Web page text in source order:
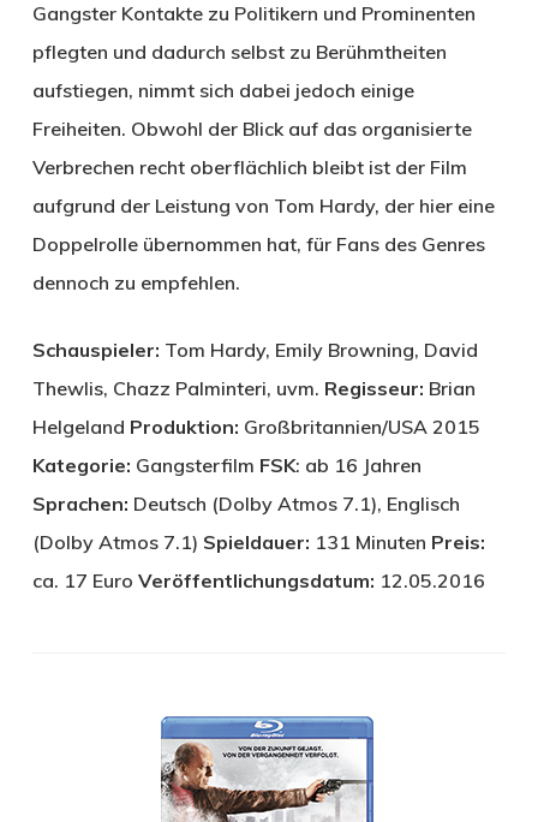
Gangster Kontakte zu Politikern und Prominenten
pflegten und dadurch selbst zu Berühmtheiten
aufstiegen, nimmt sich dabei jedoch einige
Freiheiten. Obwohl der Blick auf das organisierte
Verbrechen recht oberflächlich bleibt ist der Film
aufgrund der Leistung von Tom Hardy, der hier eine
Doppelrolle übernommen hat, für Fans des Genres
dennoch zu empfehlen.
Schauspieler: Tom Hardy, Emily Browning, David
Thewlis, Chazz Palminteri, uvm. Regisseur: Brian
Helgeland Produktion: Großbritannien/USA 2015
Kategorie: Gangsterfilm FSK: ab 16 Jahren
Sprachen: Deutsch (Dolby Atmos 7.1), Englisch
(Dolby Atmos 7.1) Spieldauer: 131 Minuten Preis:
ca. 17 Euro Veröffentlichungsdatum: 12.05.2016